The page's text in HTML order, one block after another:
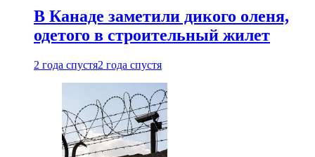
В Канаде заметили дикого оленя,
одетого в строительный жилет
2 года спустя2 года спустя